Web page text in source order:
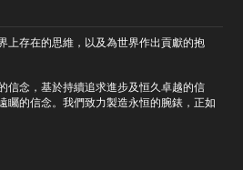
上存在的思維，以及為世界作出貢獻的抱
信念，基於持續追求進步及恒久卓越的信
矚的信念。我們致力製造永恒的腕錶，正如